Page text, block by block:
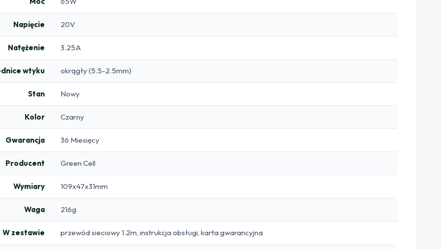
Napięcie 20V
Natężenie 3.25A
wtyku okrągły (5.5-2.5mm)
Stan Nowy
Kolor Czarny
Gwarancja 36 Miesięcy
Producent Green Cell
Wymiary 109x47x31mm
Waga 216g
W zestawie przewód sieciowy 1.2m, instrukcja obsługi, karta gwarancyjna